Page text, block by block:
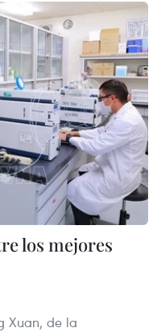
los mejores
Xuan, de la